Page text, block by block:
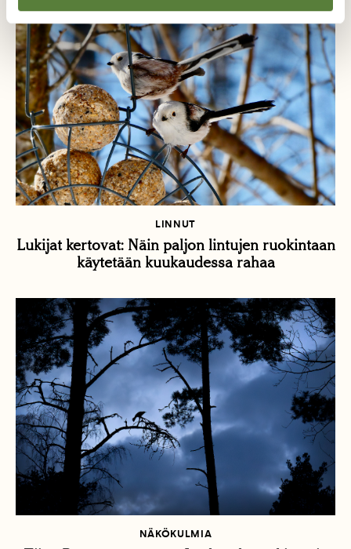
LINNUT
Lukijat kertovat: Näin paljon lintujen ruokintaan
käytetään kuukaudessa rahaa
NÄKÖKULMIA